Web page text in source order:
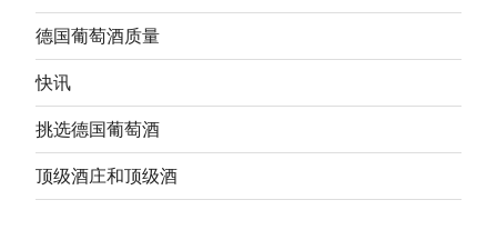
德国葡萄酒质量
快讯
挑选德国葡萄酒
顶级酒庄和顶级酒